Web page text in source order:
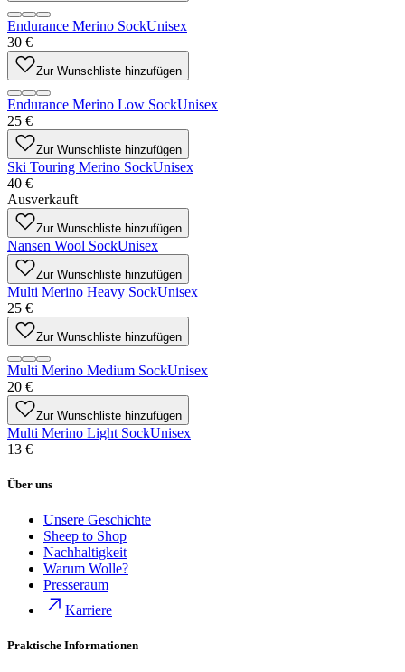
Endurance Merino SockUnisex
30 €
Zur Wunschliste hinzufügen
Endurance Merino Low SockUnisex
25 €
Zur Wunschliste hinzufügen
Ski Touring Merino SockUnisex
40 €
Ausverkauft
Zur Wunschliste hinzufügen
Nansen Wool SockUnisex
Zur Wunschliste hinzufügen
Multi Merino Heavy SockUnisex
25 €
Zur Wunschliste hinzufügen
Multi Merino Medium SockUnisex
20 €
Zur Wunschliste hinzufügen
Multi Merino Light SockUnisex
13 €
Über uns
Unsere Geschichte
Sheep to Shop
Nachhaltigkeit
Warum Wolle?
Presseraum
Karriere
Praktische Informationen